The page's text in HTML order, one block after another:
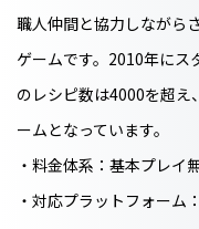
職人仲間と協力しながら
ゲームです。2010年にス
のレシピ数は4000を超
ームとなっています。
・料金体系：基本プレイ
・対応プラットフォーム：